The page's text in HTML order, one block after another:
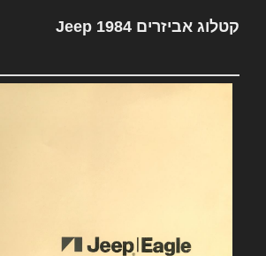
קטלוג אביזרים Jeep 1984